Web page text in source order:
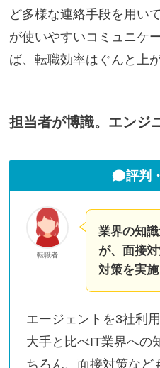
ど多様な連絡手段を用い
が使いやすいコミュニケ
ば、転職効率はぐんと上
担当者が博識。エンジ
評判
転職者
業界の知
が、面接
対策を実施
エージェントを3社利
大手と比べIT業界への
ちろん、面接対策など